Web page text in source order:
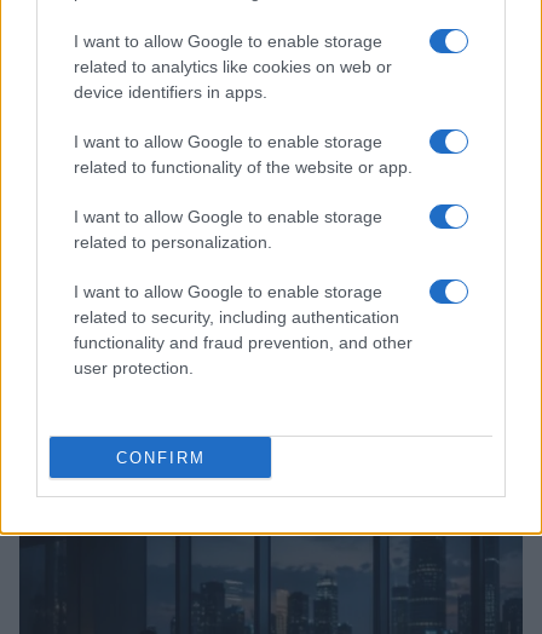
I want to allow Google to enable storage
related to analytics like cookies on web or
device identifiers in apps.
I want to allow Google to enable storage
related to functionality of the website or app.
I want to allow Google to enable storage
related to personalization.
I want to allow Google to enable storage
related to security, including authentication
functionality and fraud prevention, and other
user protection.
CONFIRM
FISCO
Edoardo Vitali · 8 Ago 2026
FISCO